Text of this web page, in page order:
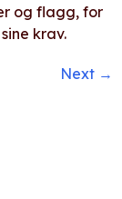
og flagg, for
krav.
Next →